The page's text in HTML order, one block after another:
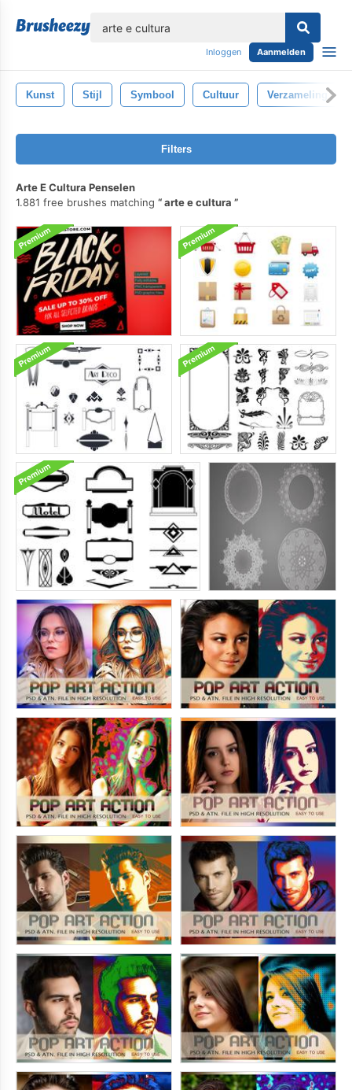
Inloggen Aanmelden
Kunst Stijl Symbool Cultuur Verzameling
Filters
Arte E Cultura Penselen
1.881 free brushes matching
arte e cultura